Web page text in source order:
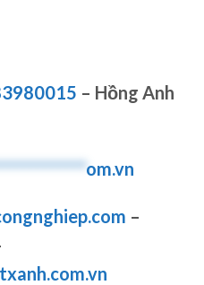
– Hồng Anh
om.vn
–